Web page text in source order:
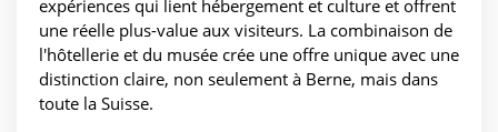
expériences qui lient hébergement et culture et offrent
une réelle plus-value aux visiteurs. La combinaison de
l'hôtellerie et du musée crée une offre unique avec une
distinction claire, non seulement à Berne, mais dans
toute la Suisse.